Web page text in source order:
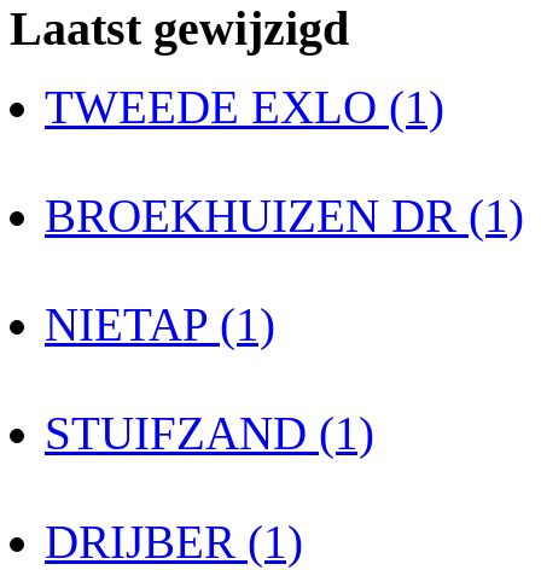
Laatst gewijzigd
TWEEDE EXLO (1)
BROEKHUIZEN DR (1)
NIETAP (1)
STUIFZAND (1)
DRIJBER (1)